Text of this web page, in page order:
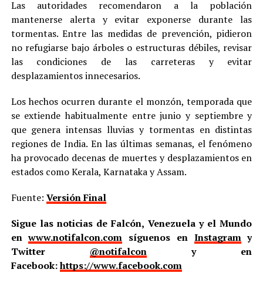
Las autoridades recomendaron a la población
mantenerse alerta y evitar exponerse durante las
tormentas. Entre las medidas de prevención, pidieron
no refugiarse bajo árboles o estructuras débiles, revisar
las condiciones de las carreteras y evitar
desplazamientos innecesarios.
Los hechos ocurren durante el monzón, temporada que
se extiende habitualmente entre junio y septiembre y
que genera intensas lluvias y tormentas en distintas
regiones de India. En las últimas semanas, el fenómeno
ha provocado decenas de muertes y desplazamientos en
estados como Kerala, Karnataka y Assam.
Fuente: Versión Final
Sigue las noticias de Falcón, Venezuela y el Mundo
enwww.notifalcon.com síguenos en Instagramy
Twitter @notifalcony en
Facebook:https://www.facebook.com